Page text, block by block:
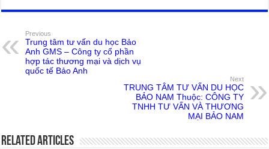
Previous
Trung tâm tư vấn du học Bảo
Anh GMS – Công ty cổ phần
hợp tác thương mại và dịch vụ
quốc tế Bảo Anh
Next
TRUNG TÂM TƯ VẤN DU HỌC
BẢO NAM Thuộc: CÔNG TY
TNHH TƯ VẤN VÀ THƯƠNG
MẠI BẢO NAM
Related Articles